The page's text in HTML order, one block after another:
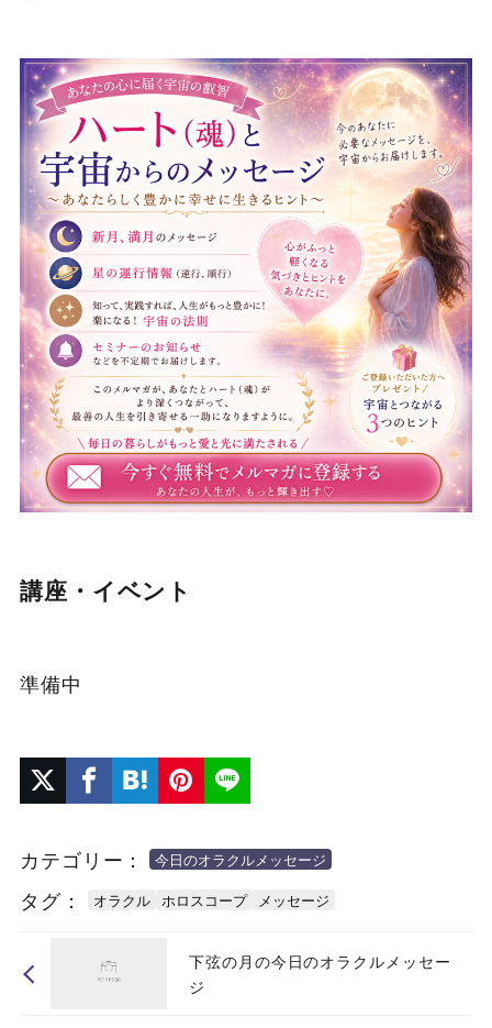
講座・イベント
準備中
カテゴリー： 今日のオラクルメッセージ
タグ： オラクル ホロスコープ メッセージ
下弦の月の今日のオラクルメッセー
ジ